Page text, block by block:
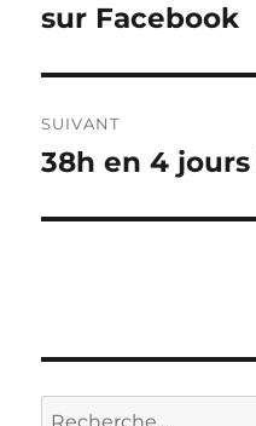
l’article
précédente :
sur Facebook
SUIVANT
Publication
38h en 4 jours
Recherche